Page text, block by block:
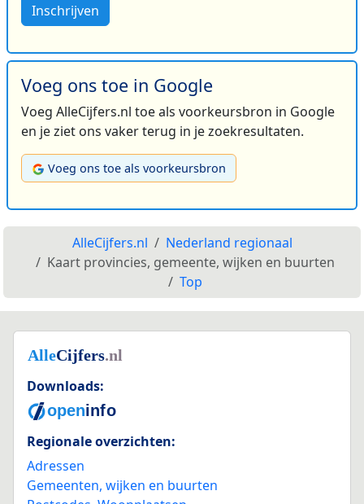
Inschrijven
Voeg ons toe in Google
Voeg AlleCijfers.nl toe als voorkeursbron in Google
en je ziet ons vaker terug in je zoekresultaten.
Voeg ons toe als voorkeursbron
AlleCijfers.nl
Nederland regionaal
Kaart provincies, gemeente, wijken en buurten
Top
Downloads:
Regionale overzichten:
Adressen
Gemeenten, wijken en buurten